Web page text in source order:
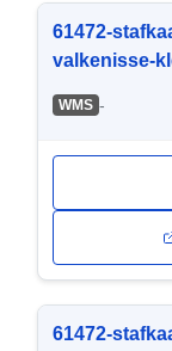
61472-
valkenisse-
WMS -
61472-